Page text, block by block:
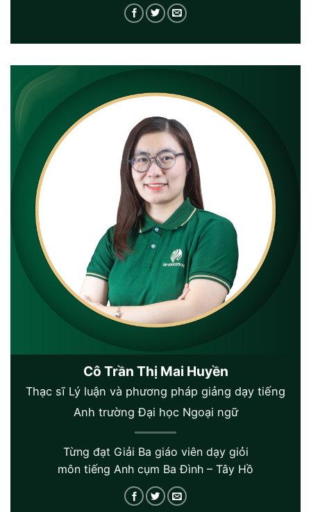
Cô Trần Thị Mai Huyền
Thạc sĩ Lý luận và phương pháp giảng dạy tiếng
Anh trường Đại học Ngoại ngữ
Từng đạt Giải Ba giáo viên dạy giỏi
môn tiếng Anh cụm Ba Đình – Tây Hồ